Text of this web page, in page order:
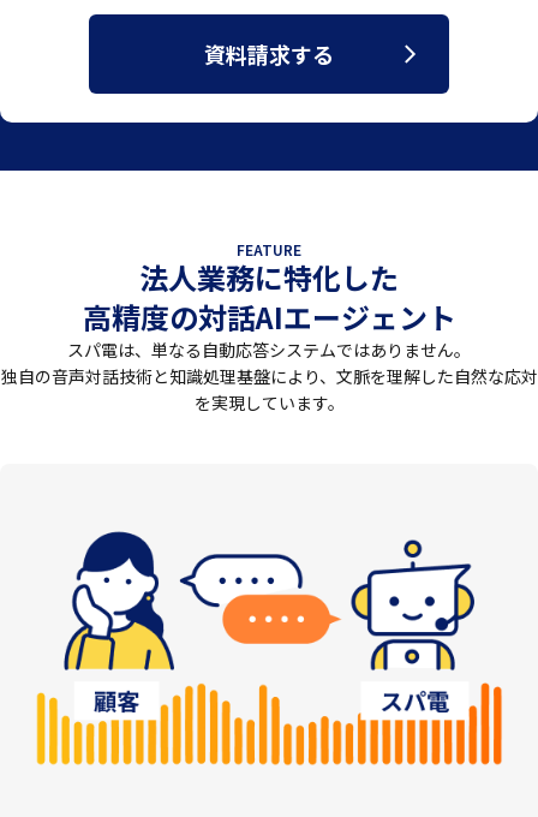
資料請求する
FEATURE
法人業務に特化した
高精度の対話AIエージェント
スパ電は、単なる自動応答システムではありません。
独自の音声対話技術と知識処理基盤により、文脈を理解した自然な応対
を実現しています。